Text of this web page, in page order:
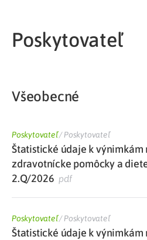
Poskytovateľ
Všeobecné
Poskytovateľ/Poskytovateľ
Štatistické údaje k výnimkám
zdravotnícke pomôcky a
2.Q/2026 pdf
Poskytovateľ/Poskytovateľ
Štatistické údaje k výnimkám